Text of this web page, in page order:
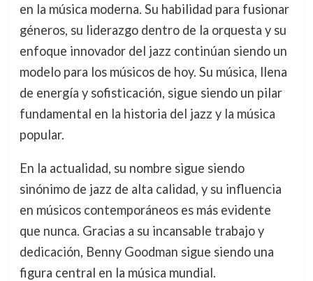
en la música moderna. Su habilidad para fusionar
géneros, su liderazgo dentro de la orquesta y su
enfoque innovador del jazz continúan siendo un
modelo para los músicos de hoy. Su música, llena
de energía y sofisticación, sigue siendo un pilar
fundamental en la historia del jazz y la música
popular.
En la actualidad, su nombre sigue siendo
sinónimo de jazz de alta calidad, y su influencia
en músicos contemporáneos es más evidente
que nunca. Gracias a su incansable trabajo y
dedicación, Benny Goodman sigue siendo una
figura central en la música mundial.